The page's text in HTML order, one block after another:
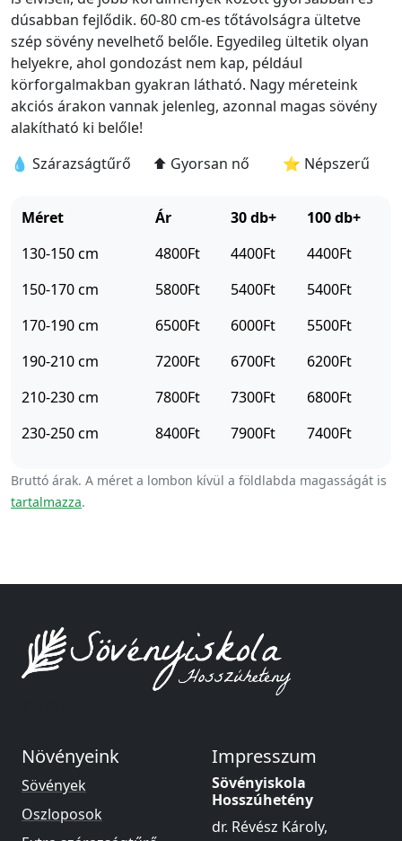
dúsabban fejlődik. 60-80 cm-es tőtávolságra ültetve
szép sövény nevelhető belőle. Egyedileg ültetik olyan
helyekre, ahol gondozást nem kap, például
körforgalmakban gyakran látható. Nagy méreteink
akciós árakon vannak jelenleg, azonnal magas sövény
alakítható ki belőle!
💧 Szárazságtűrő
⬆️ Gyorsan nő ⭐ Népszerű
Méret Ár 30 db+
100 db+
130-150 cm
4800Ft 4400Ft
4400Ft
150-170 cm
5800Ft 5400Ft
5400Ft
170-190 cm
6500Ft 6000Ft
5500Ft
190-210 cm
7200Ft 6700Ft
6200Ft
210-230 cm
7800Ft 7300Ft
6800Ft
230-250 cm
8400Ft 7900Ft 7400Ft
Bruttó árak. A méret a lombon kívül a földlabda magasságát is
tartalmazza.
Növényeink
Sövények
Oszloposok
Impresszum
Sövényiskola
Hosszúhetény
dr. Révész Károly,